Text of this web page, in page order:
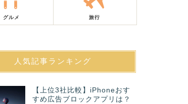
グルメ 旅行
人気記事ランキング
【上位3社比較】iPhoneおす
すめ広告ブロックアプリは？